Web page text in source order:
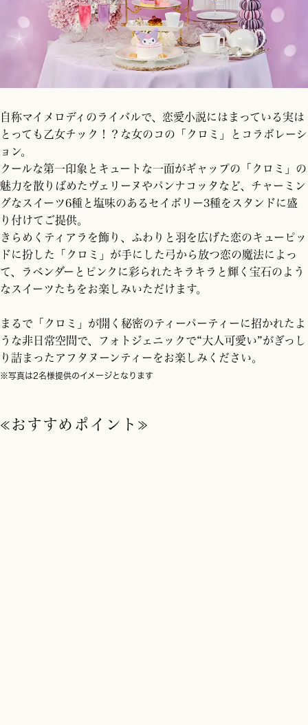
自称マイメロディのライバルで、恋愛小説にはまっている実は
とっても乙女チック！？な女のコの「クロミ」とコラボレーシ
ョン。
クールな第一印象とキュートな一面がギャップの「クロミ」の
魅力を散りばめたヴェリーヌやパンナコッタなど、チャーミン
グなスイーツ6種と塩味のあるセイボリー3種をスタンドに盛
り付けてご提供。
きらめくティアラを飾り、ふわりと羽を広げた恋のキューピッ
ドに扮した「クロミ」が手にした弓から放つ恋の魔法によっ
て、ラベンダーとピンクに彩られたキラキラと輝く宝石のよう
なスイーツたちをお楽しみいただけます。
まるで「クロミ」が開く秘密のティーパーティーに招かれたよ
うな非日常空間で、フォトジェニックで“大人可愛い”がぎっし
り詰まったアフタヌーンティーをお楽しみください。
※写真は2名様提供のイメージとなります
≪おすすめポイント≫